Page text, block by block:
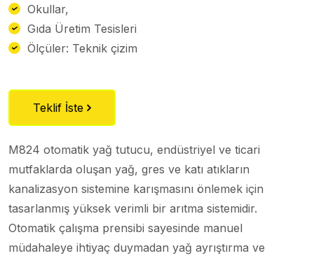
Okullar,
Gıda Üretim Tesisleri
Ölçüler: Teknik çizim
Teklif İste
M824 otomatik yağ tutucu, endüstriyel ve ticari
mutfaklarda oluşan yağ, gres ve katı atıkların
kanalizasyon sistemine karışmasını önlemek için
tasarlanmış yüksek verimli bir arıtma sistemidir.
Otomatik çalışma prensibi sayesinde manuel
müdahaleye ihtiyaç duymadan yağ ayrıştırma ve